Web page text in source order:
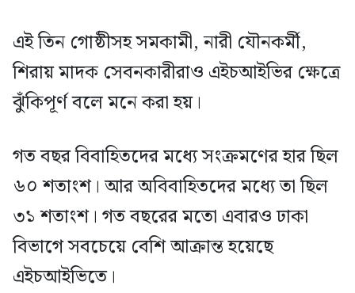
এই তিন গোষ্ঠীসহ সমকামী, নারী যৌনকর্মী,
শিরায় মাদক সেবনকারীরাও এইচআইভির ক্ষেত্রে
ঝুঁকিপূর্ণ বলে মনে করা হয়।
গত বছর বিবাহিতদের মধ্যে সংক্রমণের হার ছিল
৬০ শতাংশ। আর অবিবাহিতদের মধ্যে তা ছিল
৩১ শতাংশ। গত বছরের মতো এবারও ঢাকা
বিভাগে সবচেয়ে বেশি আক্রান্ত হয়েছে
এইচআইভিতে।